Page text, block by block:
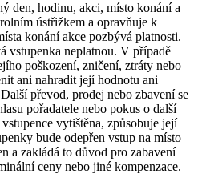
den, hodinu, akci, místo konání a
ústřižkem a opravňuje k
konání akce pozbývá platnosti.
vstupenka neplatnou. V případě
poškození, zničení, ztráty nebo
ani nahradit její hodnotu ani
převod, prodej nebo zbavení se
pořadatele nebo pokus o další
vytištěna, způsobuje její
bude odepřen vstup na místo
a zakládá to důvod pro zabavení
ceny nebo jiné kompenzace.